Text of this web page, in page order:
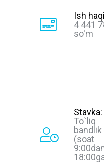
Ish
4 441
so'm
Stavka:
To`liq
bandlik
(soat